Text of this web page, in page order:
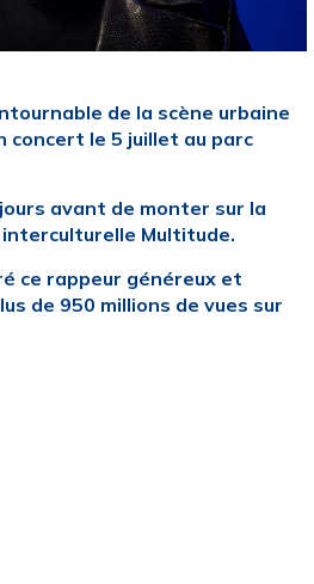
de la scène urbaine
concert le 5 juillet au parc
avant de monter sur la
Multitude.
ce rappeur généreux et
de 950 millions de vues sur